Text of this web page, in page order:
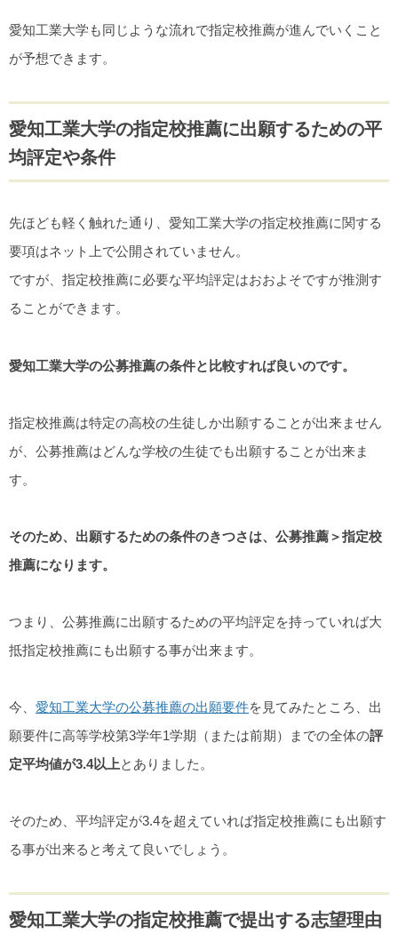
愛知工業大学も同じような流れで指定校推薦が進んでいくこと
が予想できます。
愛知工業大学の指定校推薦に出願するための平
均評定や条件
先ほども軽く触れた通り、愛知工業大学の指定校推薦に関する
要項はネット上で公開されていません。
ですが、指定校推薦に必要な平均評定はおおよそですが推測す
ることができます。
愛知工業大学の公募推薦の条件と比較すれば良いのです。
指定校推薦は特定の高校の生徒しか出願することが出来ません
が、公募推薦はどんな学校の生徒でも出願することが出来ま
す。
そのため、出願するための条件のきつさは、公募推薦＞指定校
推薦になります。
つまり、公募推薦に出願するための平均評定を持っていれば大
抵指定校推薦にも出願する事が出来ます。
今、 愛知工業大学の公募推薦の出願要件を見てみたところ、出
願要件に高等学校第3学年1学期（または前期）までの全体の評
定平均値が3.4以上とありました。
そのため、平均評定が3.4を超えていれば指定校推薦にも出願す
る事が出来ると考えて良いでしょう。
愛知工業大学の指定校推薦で提出する志望理由